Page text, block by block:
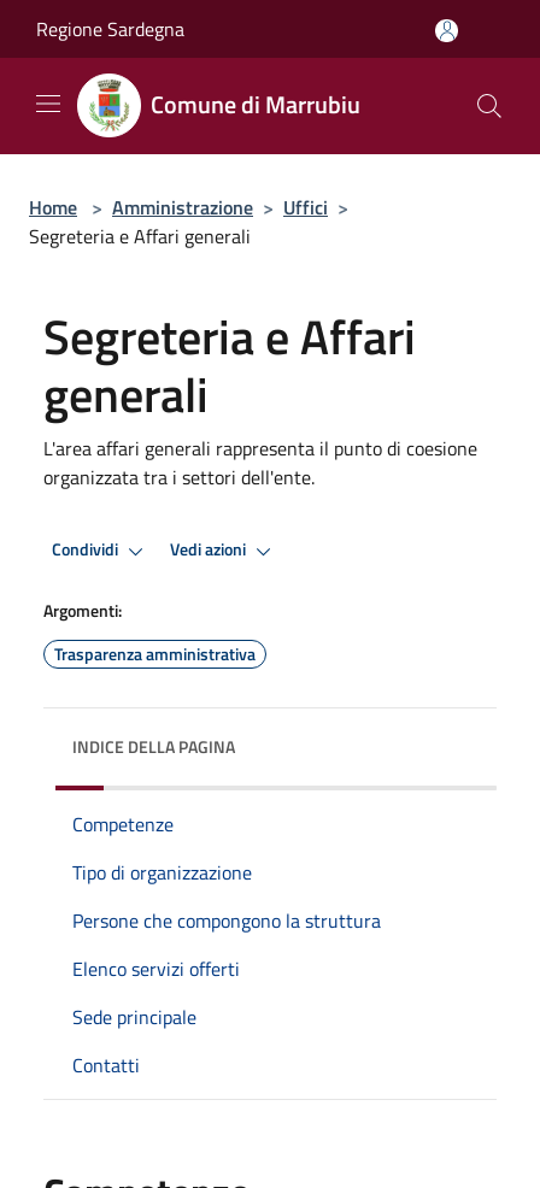
Regione Sardegna
Comune di Marrubiu
Home > Amministrazione > Uffici >
Segreteria e Affari generali
Segreteria e Affari
generali
L'area affari generali rappresenta il punto di coesione
organizzata tra i settori dell'ente.
Condividi Vedi azioni
Argomenti:
Trasparenza amministrativa
INDICE DELLA PAGINA
Competenze
Tipo di organizzazione
Persone che compongono la struttura
Elenco servizi offerti
Sede principale
Contatti